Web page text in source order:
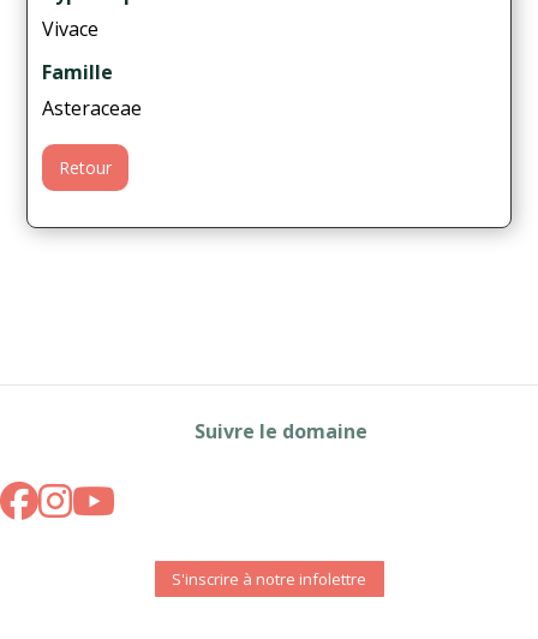
Vivace
Famille
Asteraceae
Retour
Suivre le domaine
S'inscrire à notre infolettre